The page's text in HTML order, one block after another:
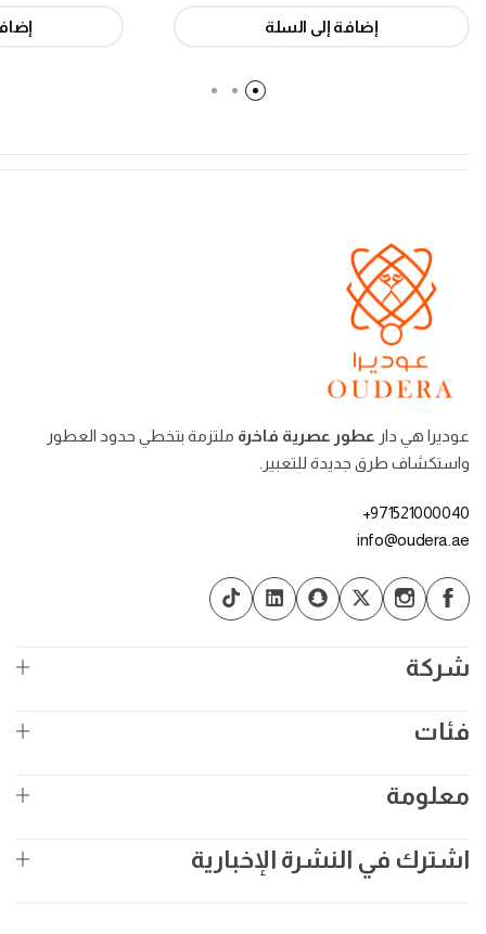
إضافة إلى السلة
عوديرا هي دارعطور عصرية فاخرةملتزمة بتخطي حدود العطور
واستكشاف طرق جديدة للتعبير.
971521000040+
info@oudera.ae
شركة
فئات
معلومة
اشترك في النشرة الإخبارية